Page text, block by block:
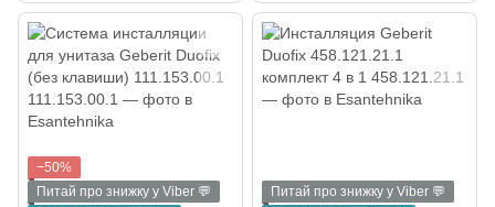
−50%
Питай про знижку у Viber 💬
Питай про знижку у Viber 💬